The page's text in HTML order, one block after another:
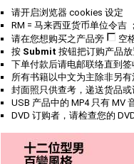
请开启浏览器 cookies 设定
RM = 马来西亚货币单位令吉
请在您想购买之产品旁
空
按 Submit 按钮把订购产品
下单付款后请电邮联络直到签
所有书籍以中文为主除非另有
封面照只供查考，递送货品
USB 产品中的 MP4 只有 MV
DVD 订购者，请检查您的